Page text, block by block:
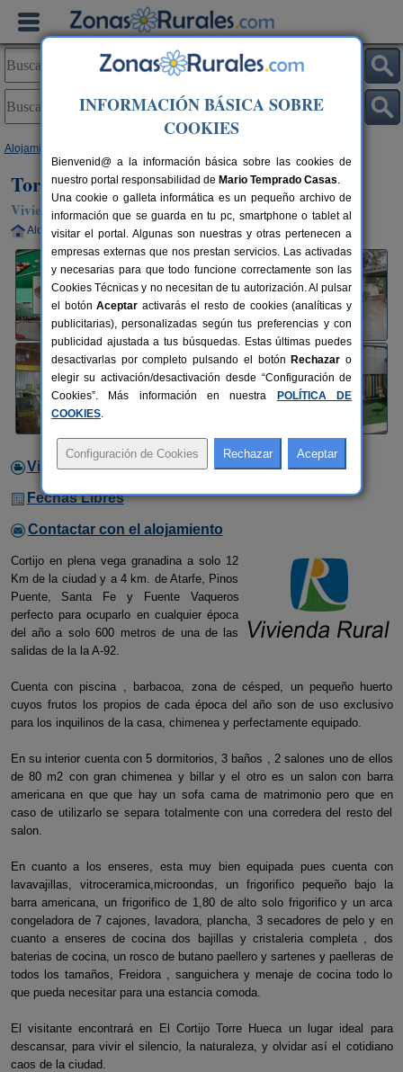
Alojamientos
Torre Hueca
Vivienda turística en Atarfe (Granada)
Alquiler completo 9-12 plazas 14 km de Granada
Video
Fechas Libres
Contactar con el alojamiento
Cortijo en plena vega granadina a solo 12
Km de la ciudad y a 4 km. de Atarfe, Pinos
Puente, Santa Fe y Fuente Vaqueros
perfecto para ocuparlo en cualquier época
del año a solo 600 metros de una de las
salidas de la la A-92.
Cuenta con piscina , barbacoa, zona de césped, un pequeño huerto
cuyos frutos los propios de cada época del año son de uso exclusivo
para los inquilinos de la casa, chimenea y perfectamente equipado.
En su interior cuenta con 5 dormitorios, 3 baños , 2 salones uno de ellos
de 80 m2 con gran chimenea y billar y el otro es un salon con barra
americana en que que hay un sofa cama de matrimonio pero que en
caso de utilizarlo se separa totalmente con una corredera del resto del
salon.
En cuanto a los enseres, esta muy bien equipada pues cuenta con
lavavajillas, vitroceramica,microondas, un frigorifico pequeño bajo la
barra americana, un frigorifico de 1,80 de alto solo frigorifico y un arca
congeladora de 7 cajones, lavadora, plancha, 3 secadores de pelo y en
cuanto a enseres de cocina dos bajillas y cristaleria completa , dos
baterias de cocina, un rosco de butano paellero y sartenes y paelleras de
todos los tamaños, Freidora , sanguichera y menaje de cocina todo lo
que pueda necesitar para una estancia comoda.
El visitante encontrará en El Cortijo Torre Hueca un lugar ideal para
descansar, para vivir el silencio, la naturaleza, y olvidar así el cotidiano
caos de la ciudad.
INFORMACIÓN BÁSICA SOBRE
COOKIES
Bienvenid@ a la información básica sobre las cookies de
nuestro portal responsabilidad de Mario Temprado Casas.
Una cookie o galleta informática es un pequeño archivo de
información que se guarda en tu pc, smartphone o tablet al
visitar el portal. Algunas son nuestras y otras pertenecen a
empresas externas que nos prestan servicios. Las activadas
y necesarias para que todo funcione correctamente son las
Cookies Técnicas y no necesitan de tu autorización. Al pulsar
el botónAceptar activarás el resto de cookies (analíticas y
publicitarias), personalizadas según tus preferencias y con
publicidad ajustada a tus búsquedas. Estas últimas puedes
desactivarlas por completo pulsando el botón Rechazar o
elegir su activación/desactivación desde “Configuración de
Cookies”. Más información en nuestra
POLÍTICA DE
COOKIES.